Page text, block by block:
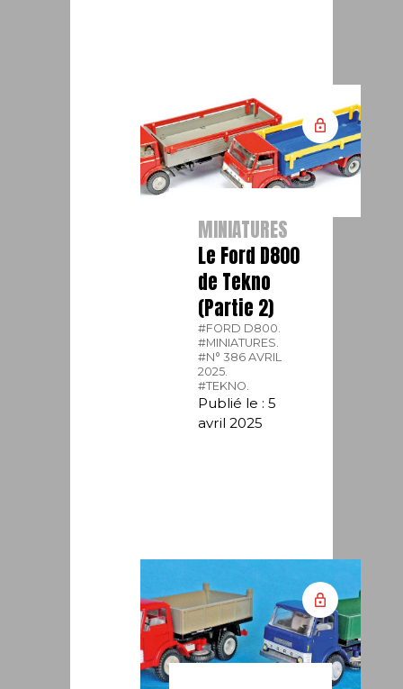
MINIATURES
Le Ford D800
de Tekno
(Partie 2)
#FORD D800.
#MINIATURES.
#N° 386 AVRIL
2025.
#TEKNO.
Publié le : 5
avril 2025